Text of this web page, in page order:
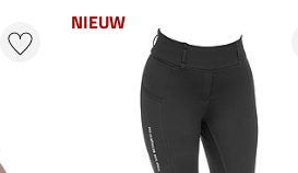
NIEUW